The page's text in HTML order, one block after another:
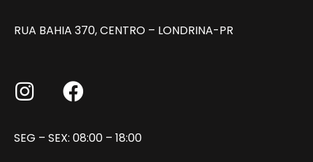
RUA BAHIA 370, CENTRO – LONDRINA-PR
SEG – SEX: 08:00 – 18:00